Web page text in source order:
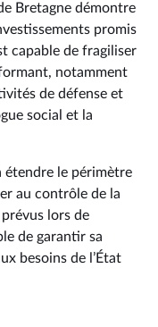
Bretagne démontre
promis
capable de fragiliser
notamment
de défense et
social et la
étendre le périmètre
au contrôle de la
lors de
de garantir sa
besoins de l’État